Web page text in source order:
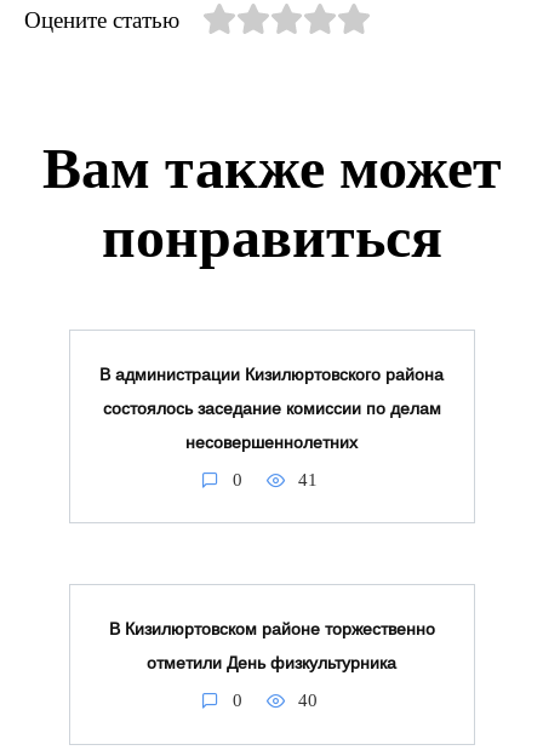
Оцените статью
Вам также может
понравиться
В администрации Кизилюртовского района
состоялось заседание комиссии по делам
несовершеннолетних
0 41
В Кизилюртовском районе торжественно
отметили День физкультурника
0 40